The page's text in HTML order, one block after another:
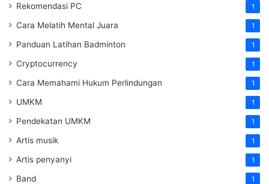
Rekomendasi PC 1
Cara Melatih Mental Juara 1
Panduan Latihan Badminton 1
Cryptocurrency 1
Cara Memahami Hukum Perlindungan 1
UMKM 1
Pendekatan UMKM 1
Artis musik 1
Artis penyanyi 1
Band 1